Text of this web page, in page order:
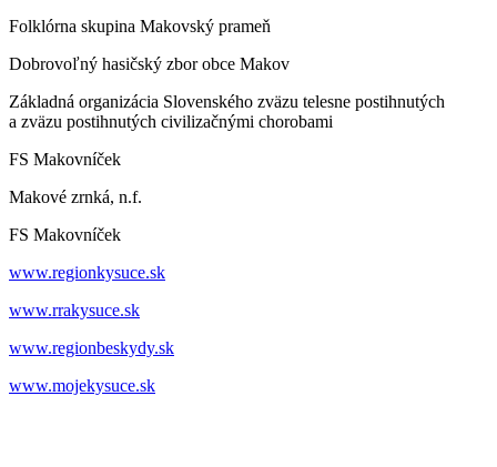
Folklórna skupina Makovský prameň
Dobrovoľný hasičský zbor obce Makov
Základná organizácia Slovenského zväzu telesne postihnutých
a zväzu postihnutých civilizačnými chorobami
FS Makovníček
Makové zrnká, n.f.
FS Makovníček
www.regionkysuce.sk
www.rrakysuce.sk
www.regionbeskydy.sk
www.mojekysuce.sk